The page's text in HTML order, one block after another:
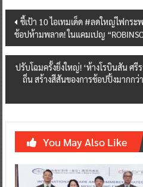
Post
navigation
ชี้เป้า 10 ไอเทมเด็ด #ลดใหญ่ไฟกร
ช้อปห้ามพลาด! ในแคมเปญ
ปรับโฉมครั้งยิ่งใหญ่! ‘ห้างโรบินสัน ศรี
ถิ่น สร้างสีสันของการช้อปปิ้งมากก
You May Also Like